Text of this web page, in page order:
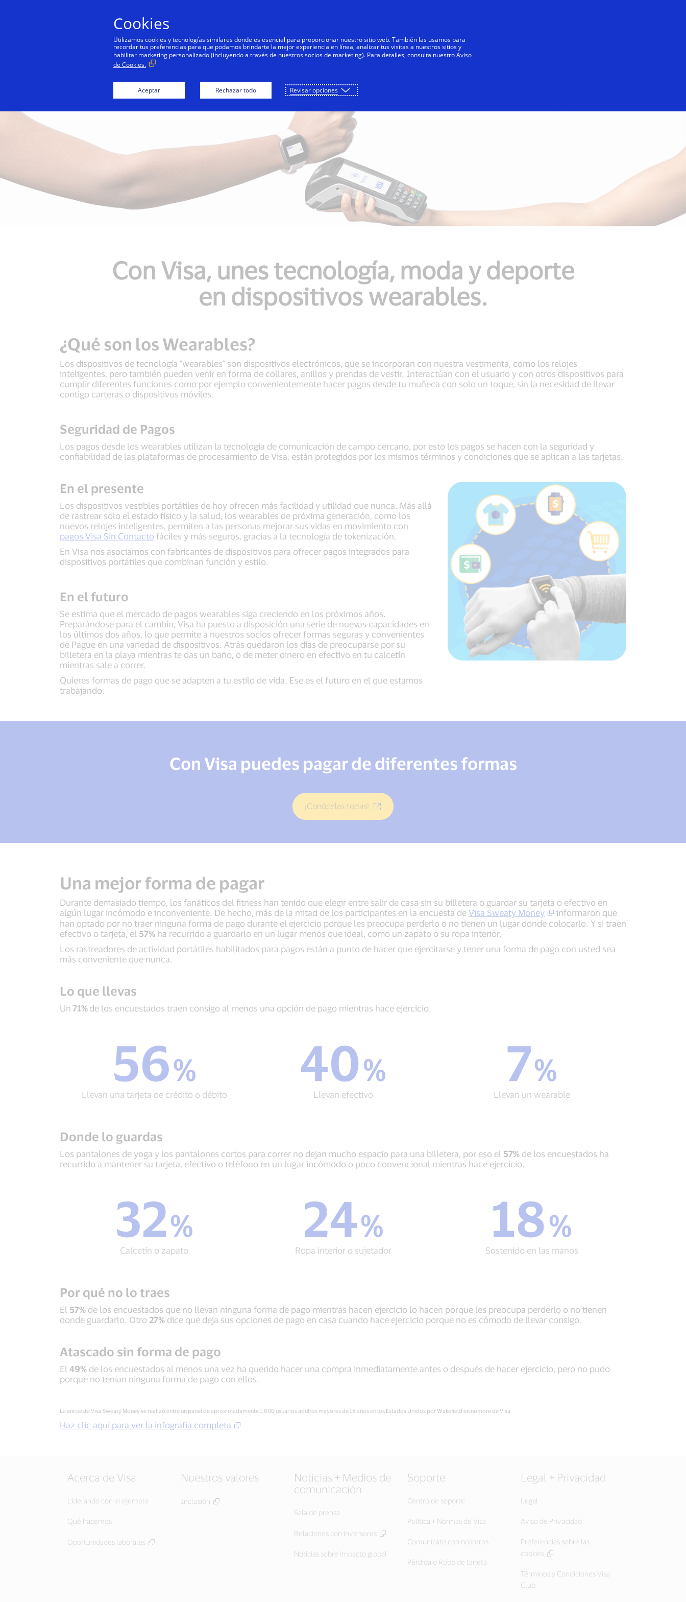
Personas Negocios Innovadores Todos
Con Visa, unes tecnología, moda y deporte
en dispositivos wearables.
¿Qué son los Wearables?
Los dispositivos de tecnología "wearables" son dispositivos electrónicos, que se incorporan con nuestra vestimenta, como los relojes
inteligentes, pero también pueden venir en forma de collares, anillos y prendas de vestir. Interactúan con el usuario y con otros dispositivos para
cumplir diferentes funciones como por ejemplo convenientemente hacer pagos desde tu muñeca con solo un toque, sin la necesidad de llevar
contigo carteras o dispositivos móviles.
Seguridad de Pagos
Los pagos desde los wearables utilizan la tecnología de comunicación de campo cercano, por esto los pagos se hacen con la seguridad y
confiabilidad de las plataformas de procesamiento de Visa, están protegidos por los mismos términos y condiciones que se aplican a las tarjetas.
En el presente
Los dispositivos vestibles portátiles de hoy ofrecen más facilidad y utilidad que nunca. Más allá
de rastrear solo el estado físico y la salud, los wearables de próxima generación, como los
nuevos relojes inteligentes, permiten a las personas mejorar sus vidas en movimiento con
pagos Visa Sin Contacto fáciles y más seguros, gracias a la tecnología de tokenización.
En Visa nos asociamos con fabricantes de dispositivos para ofrecer pagos integrados para
dispositivos portátiles que combinan función y estilo.
En el futuro
Se estima que el mercado de pagos wearables siga creciendo en los próximos años.
Preparándose para el cambio, Visa ha puesto a disposición una serie de nuevas capacidades en
los últimos dos años, lo que permite a nuestros socios ofrecer formas seguras y convenientes
de Pague en una variedad de dispositivos. Atrás quedaron los días de preocuparse por su
billetera en la playa mientras te das un baño, o de meter dinero en efectivo en tu calcetín
mientras sale a correr.
Quieres formas de pago que se adapten a tu estilo de vida. Ese es el futuro en el que estamos
trabajando.
Con Visa puedes pagar de diferentes formas
¡Conócelas todas!
Una mejor forma de pagar
Durante demasiado tiempo, los fanáticos del fitness han tenido que elegir entre salir de casa sin su billetera o guardar su tarjeta o efectivo en
algún lugar incómodo e inconveniente. De hecho, más de la mitad de los participantes en la encuesta de Visa Sweaty Money
informaron que
han optado por no traer ninguna forma de pago durante el ejercicio porque les preocupa perderlo o no tienen un lugar donde colocarlo. Y si traen
efectivo o tarjeta, el 57% ha recurrido a guardarlo en un lugar menos que ideal, como un zapato o su ropa interior.
Los rastreadores de actividad portátiles habilitados para pagos están a punto de hacer que ejercitarse y tener una forma de pago con usted sea
más conveniente que nunca.
Lo que llevas
Un 71% de los encuestados traen consigo al menos una opción de pago mientras hace ejercicio.
56
%
Llevan
una
tarjeta
de
56%
Llevan una tarjeta de crédito o débito
40
Llevan
efectivo
40%
Llevan efectivo
%
Llevan
un
wearable
7%
Llevan un wearable
Donde lo guardas
Los pantalones de yoga y los pantalones cortos para correr no dejan mucho espacio para una billetera, por eso el 57% de los encuestados ha
recurrido a mantener su tarjeta, efectivo o teléfono en un lugar incómodo o poco convencional mientras hace ejercicio.
32
%
Calcetín
o
32%
Calcetín o zapato
24
%
Ropa
interior
sujetador
24%
Ropa interior o sujetador
18
%
Sostenido
en
las
manos
18%
Sostenido en las manos
Por qué no lo traes
El 57% de los encuestados que no llevan ninguna forma de pago mientras hacen ejercicio lo hacen porque les preocupa perderlo o no tienen
donde guardarlo. Otro 27% dice que deja sus opciones de pago en casa cuando hace ejercicio porque no es cómodo de llevar consigo.
Atascado sin forma de pago
El 49% de los encuestados al menos una vez ha querido hacer una compra inmediatamente antes o después de hacer ejercicio, pero no pudo
porque no tenían ninguna forma de pago con ellos.
La encuesta Visa Sweaty Money se realizó entre un panel de aproximadamente 1,000 usuarios adultos mayores de 18 años en los Estados Unidos por Wakefield en nombre de Visa
Haz clic aquí para ver la infografía completa
Acerca de Visa
Liderando con el ejemplo
Qué hacemos
Oportunidades laborales
Nuestros valores
Inclusión
Noticias + Medios de
comunicación
Sala de prensa
Relaciones con inversores
Noticias sobre impacto global
Soporte
Centro de soporte
Política + Normas de Visa
Comunícate con nosotros
Pérdida o Robo de tarjeta
Legal + Privacidad
Legal
Aviso de Privacidad
Preferencias sobre las
cookies
Términos y Condiciones Visa
Club
Cookies
Utilizamos cookies y tecnologías similares donde es esencial para proporcionar nuestro sitio web. También las usamos para
recordar tus preferencias para que podamos brindarte la mejor experiencia en línea, analizar tus visitas a nuestros sitios y
habilitar marketing personalizado (incluyendo a través de nuestros socios de marketing). Para detalles, consulta nuestroAviso
de Cookies.
Aceptar Rechazar todo Revisar opciones